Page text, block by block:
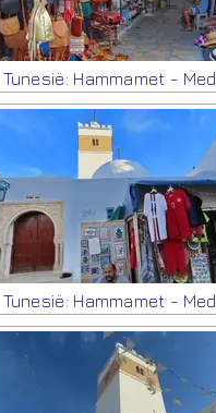
Tunesië: Hammamet -
Tunesië: Hammamet -